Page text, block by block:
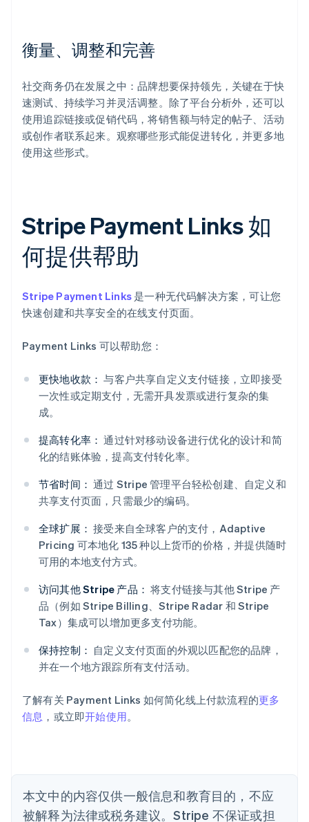
衡量、调整和完善
社交商务仍在发展之中：品牌想要保持领先，关键在于快
速测试、持续学习并灵活调整。除了平台分析外，还可以
使用追踪链接或促销代码，将销售额与特定的帖子、活动
或创作者联系起来。观察哪些形式能促进转化，并更多地
使用这些形式。
Stripe Payment Links 如
何提供帮助
Stripe Payment Links 是一种无代码解决方案，可让您
快速创建和共享安全的在线支付页面。
Payment Links 可以帮助您：
更快地收款： 与客户共享自定义支付链接，立即接受
一次性或定期支付，无需开具发票或进行复杂的集
成。
提高转化率： 通过针对移动设备进行优化的设计和简
化的结账体验，提高支付转化率。
节省时间： 通过 Stripe 管理平台轻松创建、自定义和
共享支付页面，只需最少的编码。
全球扩展： 接受来自全球客户的支付，Adaptive
Pricing 可本地化 135 种以上货币的价格，并提供随时
可用的本地支付方式。
访问其他 Stripe 产品： 将支付链接与其他 Stripe 产
品（例如 Stripe Billing、Stripe Radar 和 Stripe
Tax）集成可以增加更多支付功能。
保持控制： 自定义支付页面的外观以匹配您的品牌，
并在一个地方跟踪所有支付活动。
了解有关 Payment Links 如何简化线上付款流程的更多
信息 ，或立即开始使用。
本文中的内容仅供一般信息和教育目的，不应
被解释为法律或税务建议。Stripe 不保证或担
阿联酋
English
English
爱沙尼亚
English
奥地利
澳大利亚
English
PortuguêsEnglish
保加利亚
English
丹麦